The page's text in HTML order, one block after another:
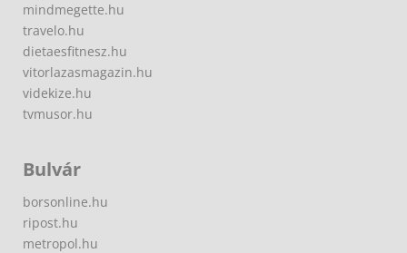
mindmegette.hu
travelo.hu
dietaesfitnesz.hu
vitorlazasmagazin.hu
videkize.hu
tvmusor.hu
Bulvár
borsonline.hu
ripost.hu
metropol.hu